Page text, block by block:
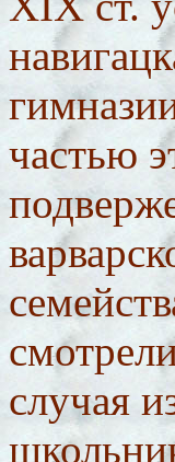
частью
случая